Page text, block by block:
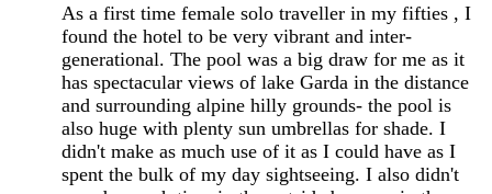
As a first time female solo traveller in my fifties , I
found the hotel to be very vibrant and inter-
generational. The pool was a big draw for me as it
has spectacular views of lake Garda in the distance
and surrounding alpine hilly grounds- the pool is
also huge with plenty sun umbrellas for shade. I
didn't make as much use of it as I could have as I
spent the bulk of my day sightseeing. I also didn't